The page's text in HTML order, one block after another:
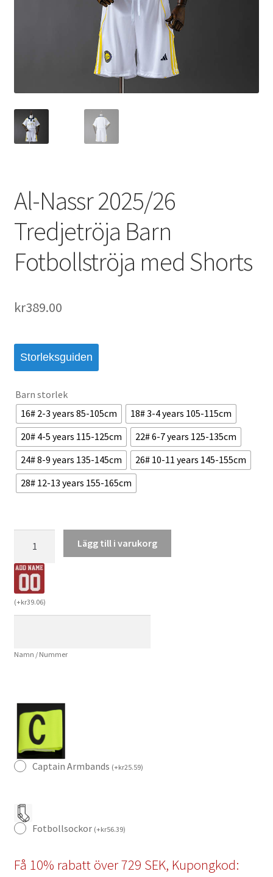
Al-Nassr 2025/26
Tredjetröja Barn
Fotbollströja med Shorts
kr389.00
Storleksguiden
Barn storlek
16# 2-3 years 85-105cm
18# 3-4 years 105-115cm
20# 4-5 years 115-125cm
22# 6-7 years 125-135cm
24# 8-9 years 135-145cm
26# 10-11 years 145-155cm
28# 12-13 years 155-165cm
Nassr
2025/26
Tredjetröja
Barn
Fotbollströja
mängd
Lägg till i varukorg
(+kr39.06)
Namn / Nummer
Captain Armbands (+kr25.59)
Fotbollsockor (+kr56.39)
Få 10% rabatt över 729 SEK, Kupongkod: